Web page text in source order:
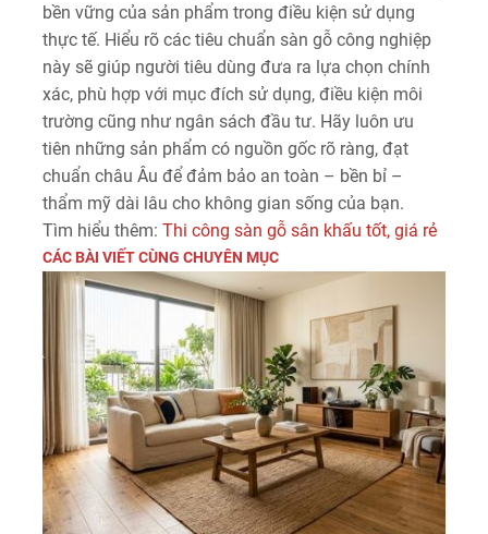
bền vững của sản phẩm trong điều kiện sử dụng
thực tế. Hiểu rõ các tiêu chuẩn sàn gỗ công nghiệp
này sẽ giúp người tiêu dùng đưa ra lựa chọn chính
xác, phù hợp với mục đích sử dụng, điều kiện môi
trường cũng như ngân sách đầu tư. Hãy luôn ưu
tiên những sản phẩm có nguồn gốc rõ ràng, đạt
chuẩn châu Âu để đảm bảo an toàn – bền bỉ –
thẩm mỹ dài lâu cho không gian sống của bạn.
Tìm hiểu thêm: Thi công sàn gỗ sân khấu tốt, giá rẻ
CÁC BÀI VIẾT CÙNG CHUYÊN MỤC